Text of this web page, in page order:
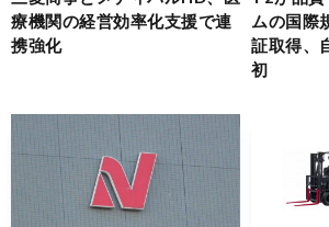
療機関の経営効率化支援で連
携強化
ムの国際
証取得、
初